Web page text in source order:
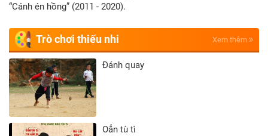
“Cánh én hồng” (2011 - 2020).
Trò chơi thiếu nhi Xem thêm
Đánh quay
Oẳn tù tì